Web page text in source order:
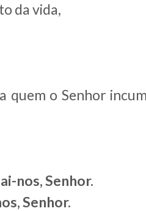
da vida,
o Senhor
nos, Senhor.
Senhor.